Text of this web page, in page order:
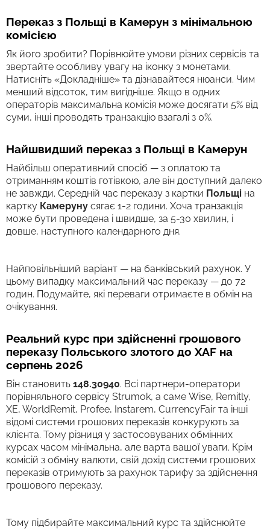
Переказ з Польщі в Камерун з мінімальною
комісією
Як його зробити? Порівнюйте умови різних сервісів та
звертайте особливу увагу на іконку з монетами.
Натисніть «Докладніше» та дізнавайтеся нюанси. Чим
менший відсоток, тим вигідніше. Якщо в одних
операторів максимальна комісія може досягати 5% від
суми, інші проводять транзакцію взагалі з 0%.
Найшвидший переказ з Польщі в Камерун
Найбільш оперативний спосіб — з оплатою та
отриманням коштів готівкою, але він доступний далеко
не завжди. Середній час переказу з картки Польщі на
картку Камеруну сягає 1-2 години. Хоча транзакція
може бути проведена і швидше, за 5-30 хвилин, і
довше, наступного календарного дня.
Найповільніший варіант — на банківський рахунок. У
цьому випадку максимальний час переказу — до 72
годин. Подумайте, які переваги отримаєте в обмін на
очікування.
Реальний курс при здійсненні грошового
переказу Польського злотого до XAF на
серпень 2026
Він становить 148.30940. Всі партнери-оператори
порівняльного сервісу Strumok, а саме Wise, Remitly,
XE, WorldRemit, Profee, Instarem, CurrencyFair та інші
відомі системи грошових переказів конкурують за
клієнта. Тому різниця у застосовуваних обмінних
курсах часом мінімальна, але варта вашої уваги. Крім
комісій з обміну валюти, свій дохід системи грошових
переказів отримують за рахунок тарифу за здійснення
грошового переказу.
Тому підбирайте максимальний курс та здійснюйте